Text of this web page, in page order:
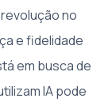
no
e fidelidade
em busca de
IA pode